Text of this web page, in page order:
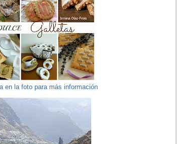
en la foto para más información